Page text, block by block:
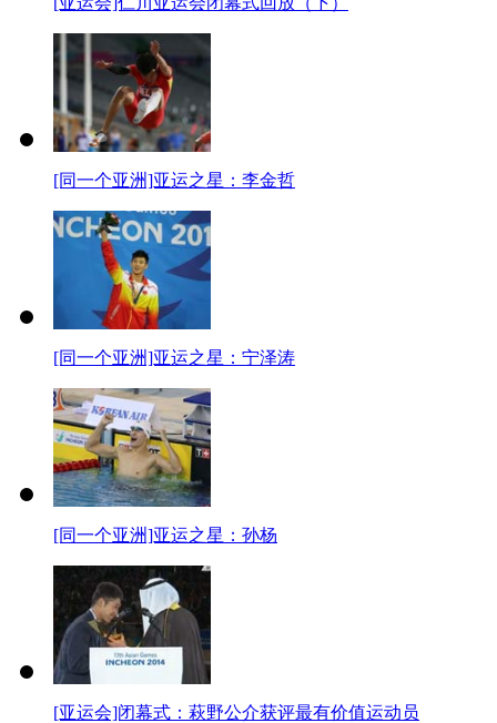
[同一个亚洲]亚运之星：李金哲
[同一个亚洲]亚运之星：宁泽涛
[同一个亚洲]亚运之星：孙杨
[亚运会]闭幕式：萩野公介获评最有价值运动员